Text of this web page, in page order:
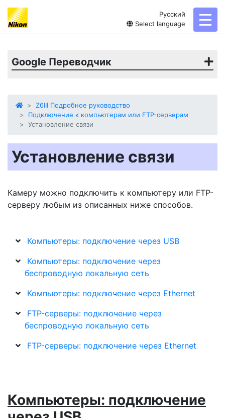
Русский
Select language
Google Переводчик
Z6III Подробное руководство
Подключение к компьютерам или FTP-серверам
Установление связи
Установление связи
Камеру можно подключить к компьютеру или FTP-
серверу любым из описанных ниже способов.
Компьютеры: подключение через USB
Компьютеры: подключение через
беспроводную локальную сеть
Компьютеры: подключение через Ethernet
FTP-серверы: подключение через
беспроводную локальную сеть
FTP-серверы: подключение через Ethernet
Компьютеры: подключение